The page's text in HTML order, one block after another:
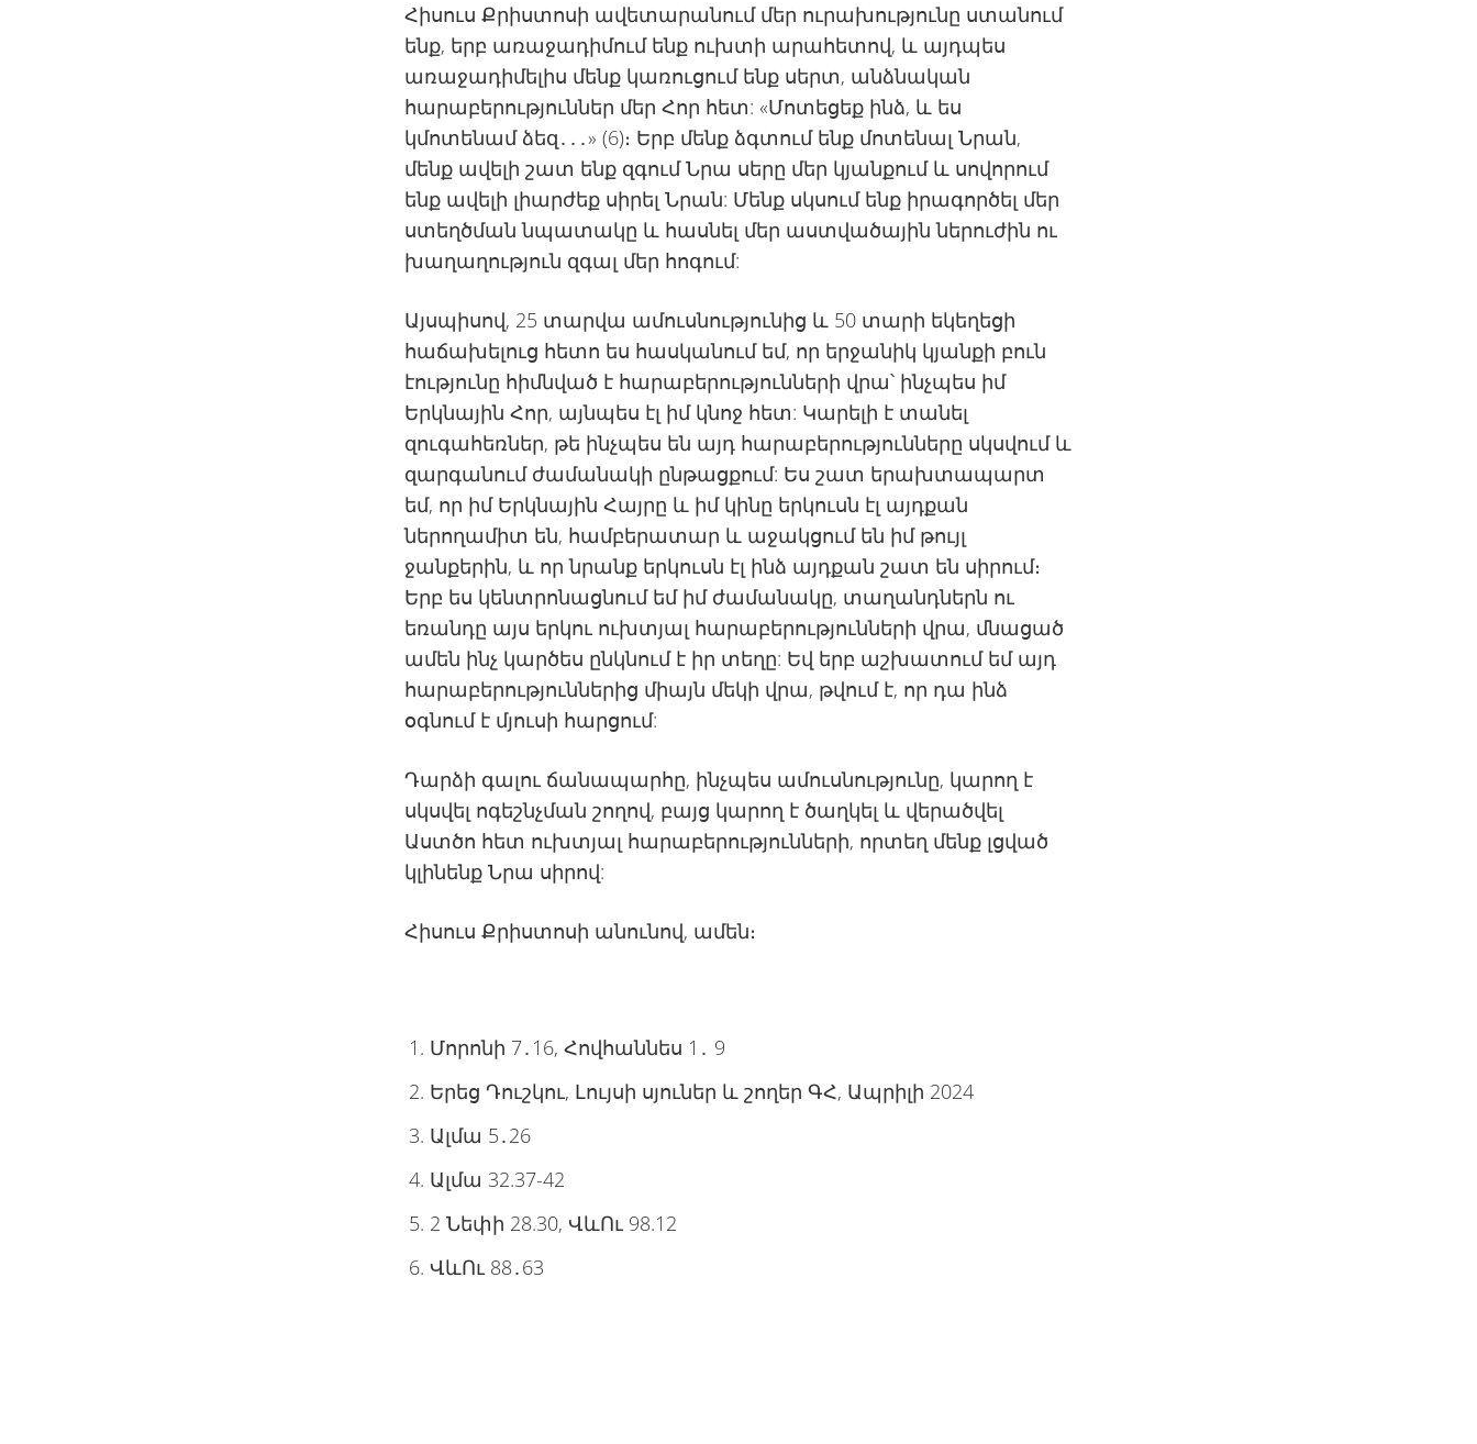
Հիսուս Քրիստոսի ավետարանում մեր ուրախությունը ստանում
ենք, երբ առաջադիմում ենք ուխտի արահետով, և այդպես
առաջադիմելիս մենք կառուցում ենք սերտ, անձնական
հարաբերություններ մեր Հոր հետ: «Մոտեցեք ինձ, և ես
կմոտենամ ձեզ․․․» (6)։ Երբ մենք ձգտում ենք մոտենալ Նրան,
մենք ավելի շատ ենք զգում Նրա սերը մեր կյանքում և սովորում
ենք ավելի լիարժեք սիրել Նրան: Մենք սկսում ենք իրագործել մեր
ստեղծման նպատակը և հասնել մեր աստվածային ներուժին ու
խաղաղություն զգալ մեր հոգում:
Այսպիսով, 25 տարվա ամուսնությունից և 50 տարի եկեղեցի
հաճախելուց հետո ես հասկանում եմ, որ երջանիկ կյանքի բուն
էությունը հիմնված է հարաբերությունների վրա՝ ինչպես իմ
Երկնային Հոր, այնպես էլ իմ կնոջ հետ: Կարելի է տանել
զուգահեռներ, թե ինչպես են այդ հարաբերությունները սկսվում և
զարգանում ժամանակի ընթացքում: Ես շատ երախտապարտ
եմ, որ իմ Երկնային Հայրը և իմ կինը երկուսն էլ այդքան
ներողամիտ են, համբերատար և աջակցում են իմ թույլ
ջանքերին, և որ նրանք երկուսն էլ ինձ այդքան շատ են սիրում։
Երբ ես կենտրոնացնում եմ իմ ժամանակը, տաղանդներն ու
եռանդը այս երկու ուխտյալ հարաբերությունների վրա, մնացած
ամեն ինչ կարծես ընկնում է իր տեղը: Եվ երբ աշխատում եմ այդ
հարաբերություններից միայն մեկի վրա, թվում է, որ դա ինձ
օգնում է մյուսի հարցում:
Դարձի գալու ճանապարհը, ինչպես ամուսնությունը, կարող է
սկսվել ոգեշնչման շողով, բայց կարող է ծաղկել և վերածվել
Աստծո հետ ուխտյալ հարաբերությունների, որտեղ մենք լցված
կլինենք Նրա սիրով:
Հիսուս Քրիստոսի անունով, ամեն։
Մորոնի 7․16, Հովհաննես 1․ 9
Երեց Դուշկու, Լույսի սյուներ և շողեր ԳՀ, Ապրիլի 2024
Ալմա 5․26
Ալմա 32.37-42
2 Նեփի 28.30, ՎևՈւ 98.12
ՎևՈւ 88․63